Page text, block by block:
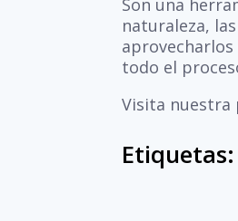
Son una
naturaleza,
todo el
Visita nuestra
Etiquetas: